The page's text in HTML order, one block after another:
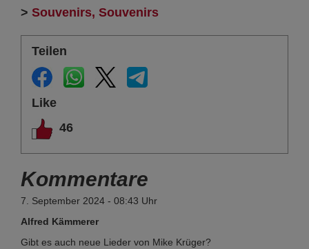
> Souvenirs, Souvenirs
Teilen
Like
46
Kommentare
7. September 2024 - 08:43 Uhr
Alfred Kämmerer
Gibt es auch neue Lieder von Mike Krüger?